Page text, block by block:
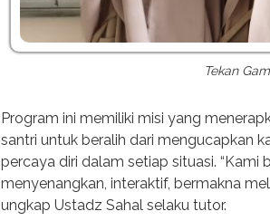
Tekan
Program ini memiliki misi yang
santri untuk beralih dari mengucapkan
percaya diri dalam setiap situasi.
menyenangkan, interaktif, bermakna
ungkap Ustadz Sahal selaku tutor.